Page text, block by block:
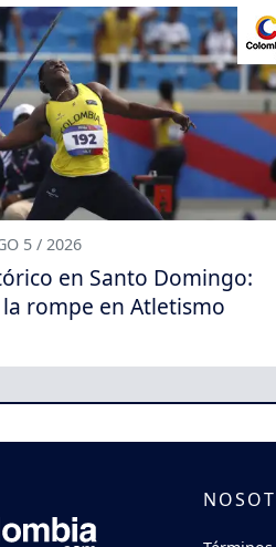
5 / 2026
en Santo Domingo:
rompe en Atletismo